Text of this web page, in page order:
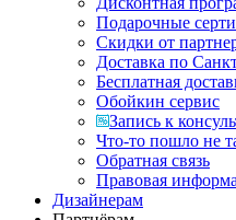
Подарочные
Скидки от
Доставка по
Бесплатная
Обойкин сервис
Запись к
Что-то пошло не
Обратная связь
Правовая
Дизайнерам